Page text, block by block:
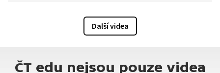
Další videa
ČT edu nejsou pouze videa